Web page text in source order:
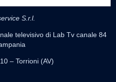
S.r.l.
televisivo di Lab Tv canale 84
– Torrioni (AV)